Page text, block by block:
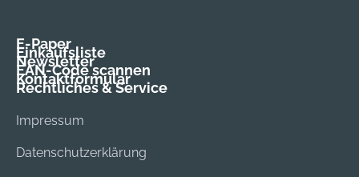
E-Paper
Einkaufsliste
Newsletter
EAN-Code scannen
Kontaktformular
Rechtliches & Service
Impressum
Datenschutzerklärung